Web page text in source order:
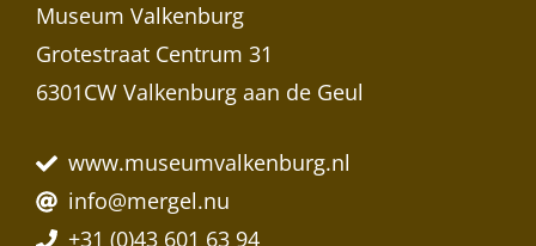
Museum Valkenburg
Grotestraat Centrum 31
6301CW Valkenburg aan de Geul
www.museumvalkenburg.nl
info@mergel.nu
+31 (0)43 601 63 94